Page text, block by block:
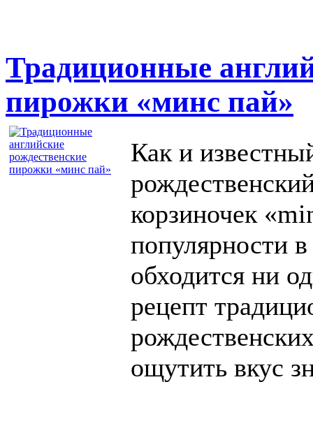
Традиционные
пирожки «минс пай»
Как и
корзиночек
популярности
обходится ни
рецепт
ощутить вкус